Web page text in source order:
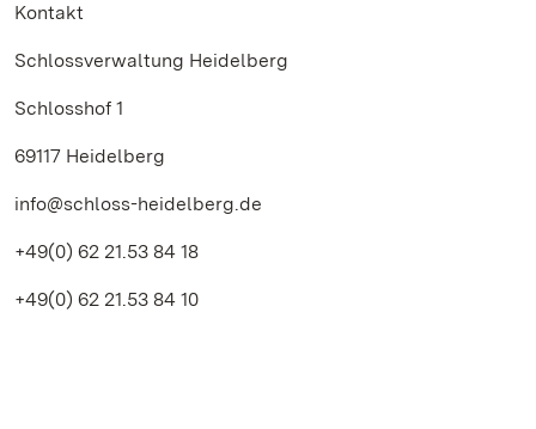
Kontakt
Schlossverwaltung Heidelberg
Schlosshof 1
69117 Heidelberg
info@schloss-heidelberg.de
+49(0) 62 21.53 84 18
+49(0) 62 21.53 84 10